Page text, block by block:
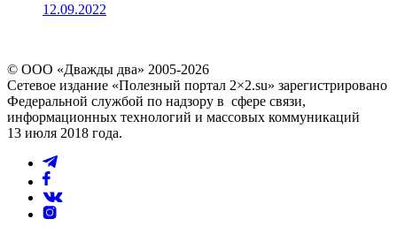
12.09.2022
© ООО «Дважды два» 2005-2026
Сетевое издание «Полезный портал 2×2.su» зарегистрировано
Федеральной службой по надзору в сфере связи,
информационных технологий и массовых коммуникаций
13 июля 2018 года.